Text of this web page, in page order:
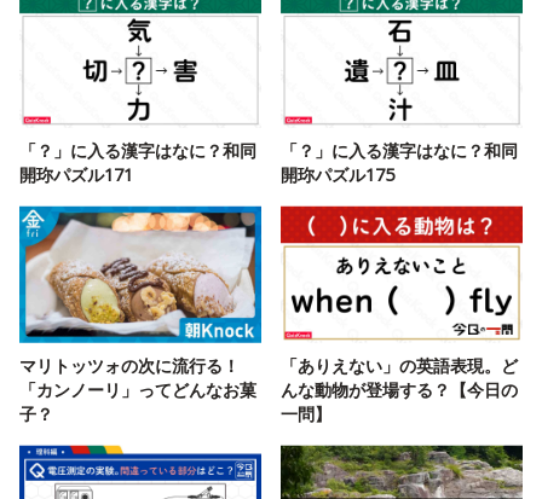
「？」に入る漢字はなに？和同
開珎パズル171
「？」に入る漢字はなに？和同
開珎パズル175
マリトッツォの次に流行る！
「カンノーリ」ってどんなお菓
子？
「ありえない」の英語表現。ど
んな動物が登場する？【今日の
一問】